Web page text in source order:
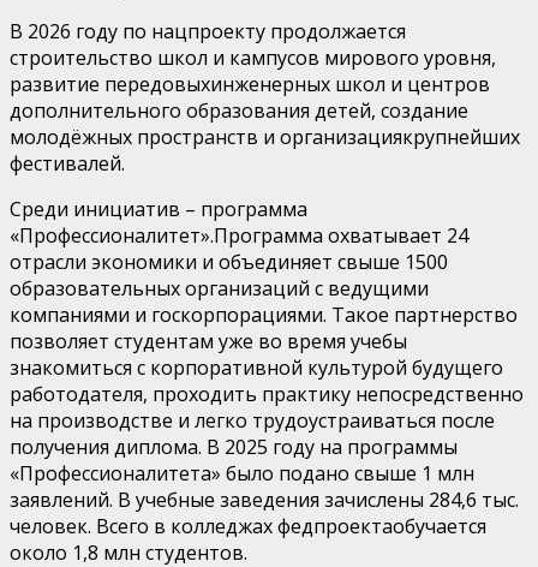
В 2026 году по нацпроекту продолжается
строительство школ и кампусов мирового уровня,
развитие передовыхинженерных школ и центров
дополнительного образования детей, создание
молодёжных пространств и организациякрупнейших
фестивалей.
Среди инициатив – программа
«Профессионалитет».Программа охватывает 24
отрасли экономики и объединяет свыше 1500
образовательных организаций с ведущими
компаниями и госкорпорациями. Такое партнерство
позволяет студентам уже во время учебы
знакомиться с корпоративной культурой будущего
работодателя, проходить практику непосредственно
на производстве и легко трудоустраиваться после
получения диплома. В 2025 году на программы
«Профессионалитета» было подано свыше 1 млн
заявлений. В учебные заведения зачислены 284,6 тыс.
человек. Всего в колледжахфедпроектаобучается
около 1,8 млн студентов.